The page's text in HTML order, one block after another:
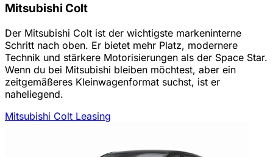
Mitsubishi Colt
Der Mitsubishi Colt ist der wichtigste markeninterne
Schritt nach oben. Er bietet mehr Platz, modernere
Technik und stärkere Motorisierungen als der Space Star.
Wenn du bei Mitsubishi bleiben möchtest, aber ein
zeitgemäßeres Kleinwagenformat suchst, ist er
naheliegend.
Mitsubishi Colt Leasing